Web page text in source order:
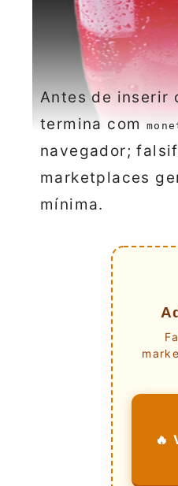
Antes de inserir
termina com
navegador;
marketplaces
mínima.
🔥